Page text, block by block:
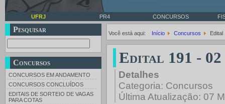
UFRJ PR4 CONCURSOS
Pesquisar
Concursos
CONCURSOS EM ANDAMENTO
CONCURSOS CONCLUÍDOS
EDITAIS DE SORTEIO DE VAGAS
PARA COTAS
Você está aqui: Início Concursos
Edital 191 -
Detalhes
Categoria: Concursos
Última Atualização: 07